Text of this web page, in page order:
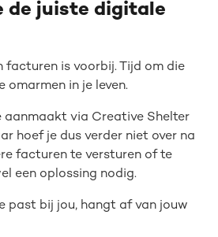
de juiste digitale
facturen is voorbij. Tijd om die
omarmen in je leven.
aanmaakt via Creative Shelter
hoef je dus verder niet over na
facturen te versturen of te
een oplossing nodig.
past bij jou, hangt af van jouw